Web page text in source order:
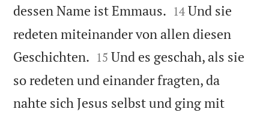
dessen Name ist Emmaus. 

14 Und sie
redeten miteinander von allen diesen
Geschichten. 

15 Und es geschah, als sie
so redeten und einander fragten, da
nahte sich Jesus selbst und ging mit